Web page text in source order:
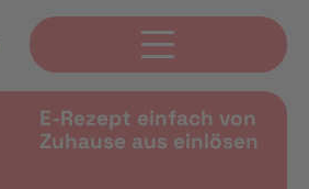
E-Rezept einfach von
Zuhause aus einlösen